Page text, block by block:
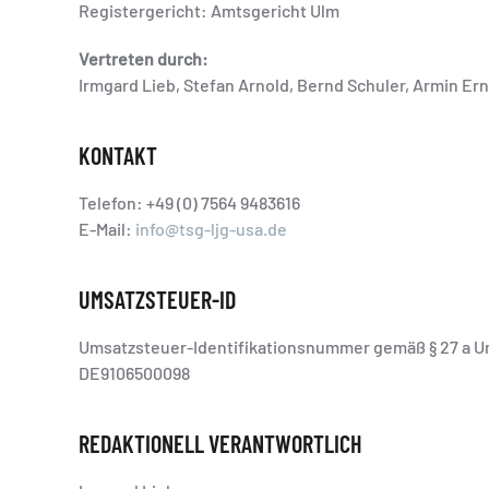
Registergericht: Amtsgericht Ulm
Vertreten durch:
Irmgard Lieb, Stefan Arnold, Bernd Schuler, Armin
KONTAKT
Telefon: +49 (0)7564 9483616
E-Mail: info@tsg-ljg-usa.de
UMSATZSTEUER-ID
Umsatzsteuer-Identifikationsnummer gemäß § 27 a
DE9106500098
REDAKTIONELL VERANTWORTLICH